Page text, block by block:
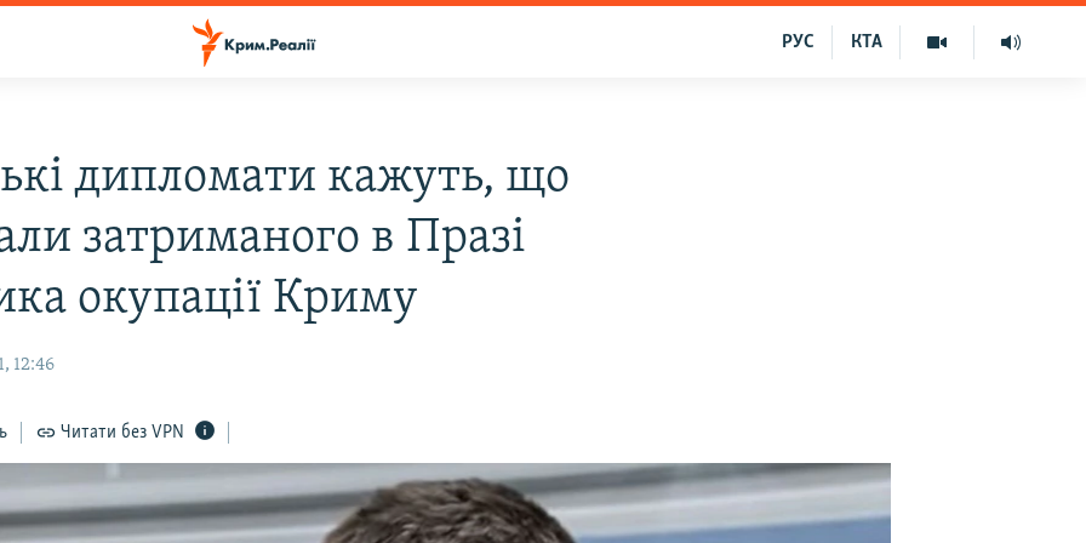
КТА
РУС
дипломати кажуть, що
затриманого в Празі
окупації Криму
12:46
Читати без VPN